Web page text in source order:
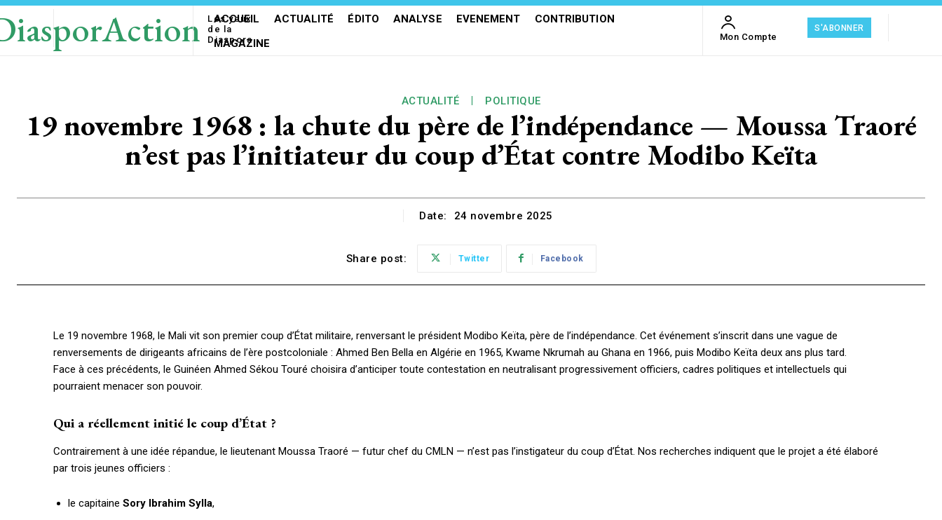
Les yeux
de la
Diaspora
ACCUEIL ACTUALITÉ ÉDITO ANALYSE EVENEMENT
CONTRIBUTION
MAGAZINE
Mon Compte
S'ABONNER
ACTUALITÉ POLITIQUE
19 novembre 1968 : la chute du père de l’indépendance — Moussa Traoré
n’est pas l’initiateur du coup d’État contre Modibo Keïta
Date: 24 novembre 2025
Share post: Twitter Facebook
Le 19 novembre 1968, le Mali vit son premier coup d’État militaire, renversant le président Modibo Keïta, père de l’indépendance. Cet événement s’inscrit dans une vague de
renversements de dirigeants africains de l’ère postcoloniale : Ahmed Ben Bella en Algérie en 1965, Kwame Nkrumah au Ghana en 1966, puis Modibo Keïta deux ans plus tard.
Face à ces précédents, le Guinéen Ahmed Sékou Touré choisira d’anticiper toute contestation en neutralisant progressivement officiers, cadres politiques et intellectuels qui
pourraient menacer son pouvoir.
Qui a réellement initié le coup d’État ?
Contrairement à une idée répandue, le lieutenant Moussa Traoré — futur chef du CMLN — n’est pas l’instigateur du coup d’État. Nos recherches indiquent que le projet a été élaboré
par trois jeunes officiers :
le capitaine Sory Ibrahim Sylla,